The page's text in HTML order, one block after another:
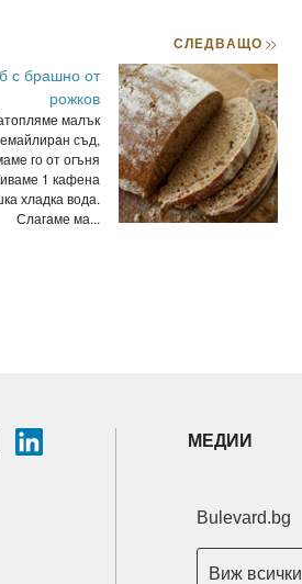
СЛЕДВАЩО>>
с брашно от
рожков
малък
емайлиран съд,
го от огъня
1 кафена
хладка вода.
Слагаме ма...
МЕДИИ
Bulevard.bg
Виж всички